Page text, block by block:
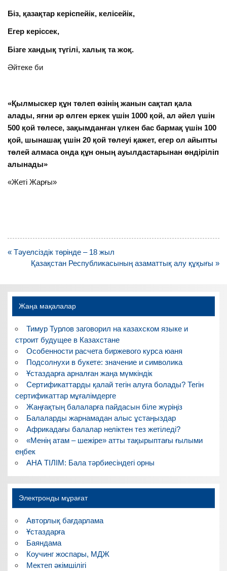
Біз, қазақтар керіспейік, келісейік,
Егер керіссек,
Бізге хандық түгілі, халық та жоқ.
Әйтеке би
«Қылмыскер құн төлеп өзінің жанын сақтап қала
алады, яғни әр өлген еркек үшін 1000 қой, ал әйел үшін
500 қой төлесе, зақымданған үлкен бас бармақ үшін 100
қой, шынашақ үшін 20 қой төлеуі қажет, егер ол айыпты
төлей алмаса онда құн оның ауылдастарынан өндіріліп
алынады»
«Жеті Жарғы»
Навигация
« Тәуелсіздік төрінде – 18 жыл
Қазақстан Республикасының азаматтық алу құқығы »
Жаңа мақалалар
Тимур Турлов заговорил на казахском языке и
строит будущее в Казахстане
Особенности расчета биржевого курса юаня
Подсолнухи в букете: значение и символика
Ұстаздарға арналған жаңа мүмкіндік
Сертификаттарды қалай тегін алуға болады? Тегін
сертификаттар мұғалімдерге
Жаңғақтың балаларға пайдасын біле жүріңіз
Балаларды жарнамадан алыс ұстаңыздар
Африкадағы балалар неліктен тез жетіледі?
«Менің атам – шежіре» атты тақырыптағы ғылыми
еңбек
АНА ТІЛІМ: Бала тәрбиесіндегі орны
Электронды мұрағат
Авторлық бағдарлама
Ұстаздарға
Баяндама
Коучинг жоспары, МДЖ
Мектеп әкімшілігі